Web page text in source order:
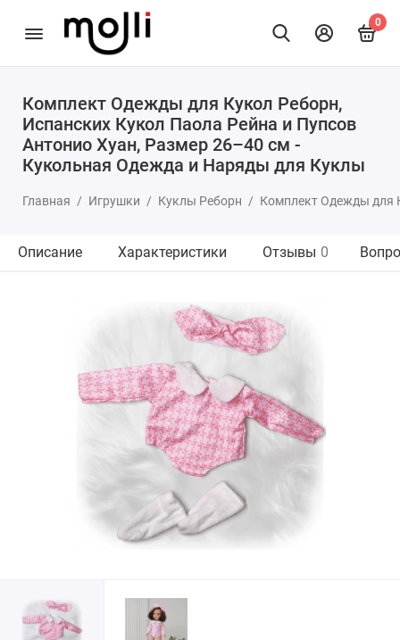
0
Комплект Одежды для Кукол Реборн,
Испанских Кукол Паола Рейна и Пупсов
Антонио Хуан, Размер 26–40 см -
Кукольная Одежда и Наряды для Куклы
Главная Игрушки Куклы Реборн Комплект Одежды для
Описание Характеристики Отзывы 0